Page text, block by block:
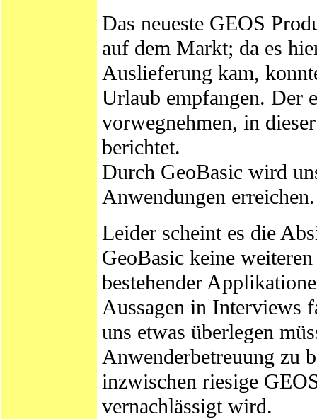
Das neueste GEOS
auf dem Markt; da es
Auslieferung kam,
Urlaub empfangen. Der
vorwegnehmen, in
berichtet.
Durch GeoBasic wird
Anwendungen
Leider scheint es die
GeoBasic keine
bestehender
Aussagen in Interviews
uns etwas überlegen
Anwenderbetreuung zu
inzwischen riesige
vernachlässigt wird.